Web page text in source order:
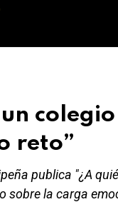
colegio
reto”
publica "¿A
sobre la carga